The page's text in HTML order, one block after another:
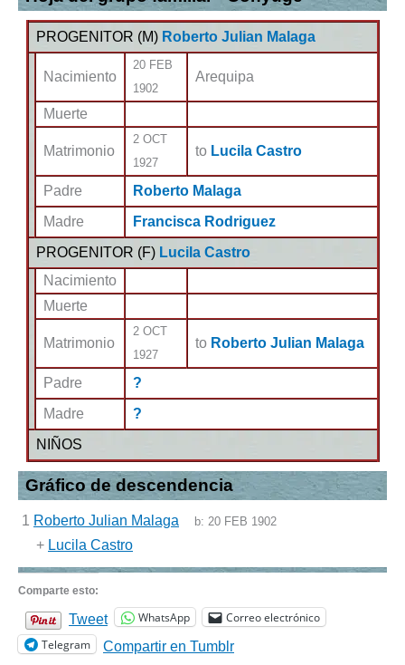
PROGENITOR (M) Roberto Julian Malaga
Nacimiento
20 FEB
1902
Arequipa
Muerte
Matrimonio
2 OCT
1927
to Lucila Castro
Padre
Roberto Malaga
Madre
Francisca Rodriguez
PROGENITOR (F) Lucila Castro
Nacimiento
Muerte
Matrimonio
2 OCT
1927
to Roberto Julian Malaga
Padre
?
Madre
?
NIÑOS
Gráfico de descendencia
1 Roberto Julian Malaga b:20 FEB 1902
+ Lucila Castro
Comparte esto:
Tweet WhatsApp
Correo electrónico
Telegram
Compartir en Tumblr